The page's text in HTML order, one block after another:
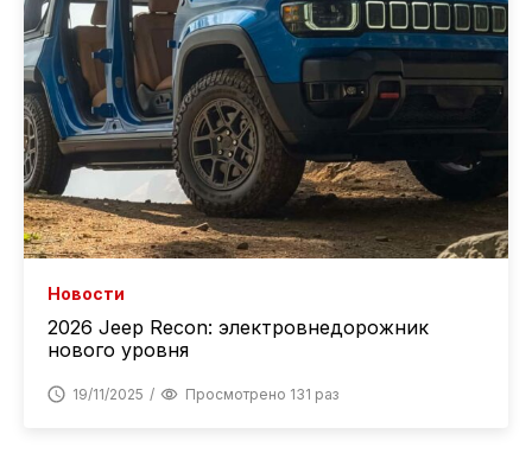
Новости
2026 Jeep Recon: электровнедорожник
нового уровня
19/11/2025 Просмотрено 131 раз